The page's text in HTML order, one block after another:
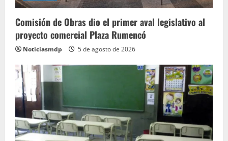
Comisión de Obras dio el primer aval legislativo al
proyecto comercial Plaza Rumencó
Noticiasmdp 5 de agosto de 2026